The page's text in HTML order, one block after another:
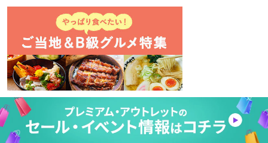
おすすめの記事
【メンズ】オンオフ着回しできるプレミアム・ア